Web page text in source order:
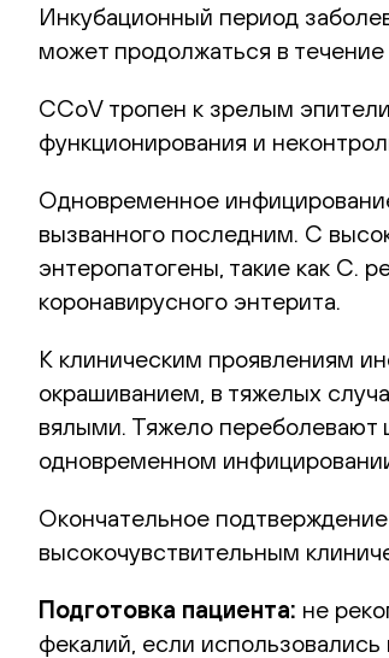
Инкубационный период
может продолжаться в течение
CCoV тропен к зрелым
функционирования и
Одновременное
вызванного последним. С
энтеропатогены, такие как C.
коронавирусного энтерита.
К клиническим проявлениям
окрашиванием, в тяжелых
вялыми. Тяжело переболевают
одновременном
Окончательное
высокочувствительным
Подготовка пациента: не
фекалий, если